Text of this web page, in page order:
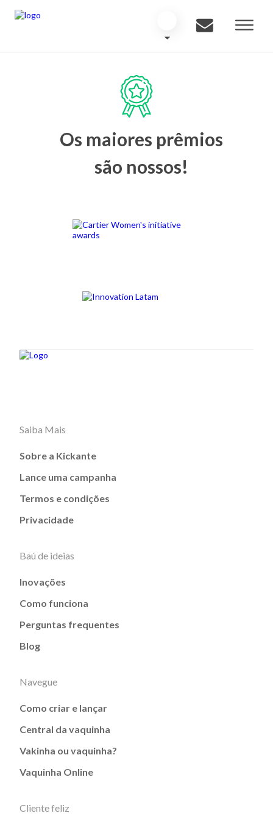
Os maiores prêmios
são nossos!
Saiba Mais
Sobre a Kickante
Lance uma campanha
Termos e condições
Privacidade
Baú de ideias
Inovações
Como funciona
Perguntas frequentes
Blog
Navegue
Como criar e lançar
Central da vaquinha
Vakinha ou vaquinha?
Vaquinha Online
Cliente feliz